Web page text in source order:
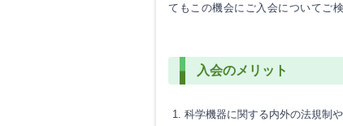
てもこの機会にご入会についてご
入会のメリット
科学機器に関する内外の法規制